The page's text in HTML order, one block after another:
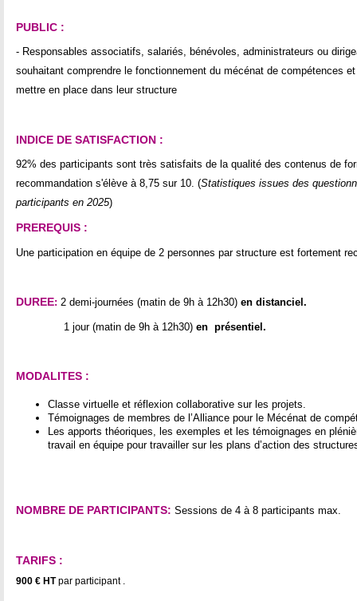
PUBLIC :
- Responsables associatifs, salariés, bénévoles, administrateurs ou
souhaitant comprendre le fonctionnement du mécénat de compétences
mettre en place dans leur structure
INDICE DE SATISFACTION :
92% des participants sont très satisfaits de la qualité des contenus de
recommandation s'élève à 8,75 sur 10. (Statistiques issues des
participants en 2025)
PREREQUIS :
Une participation en équipe de 2 personnes par structure est fortement
DUREE: 2 demi-journées (matin de 9h à 12h30) en distanciel.
1 jour (matin de 9h à 12h30) en présentiel.
MODALITES :
Classe virtuelle et réflexion collaborative sur les projets.
Témoignages de membres de l’Alliance pour le Mécénat de
Les apports théoriques, les exemples et les témoignages en
travail en équipe pour travailler sur les plans d’action des
NOMBRE DE PARTICIPANTS: Sessions de 4 à 8 participants max.
TARIFS :
900 € HTpar participant .